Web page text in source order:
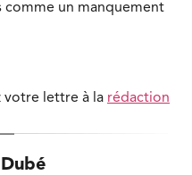
un manquement
votre lettre à la rédaction